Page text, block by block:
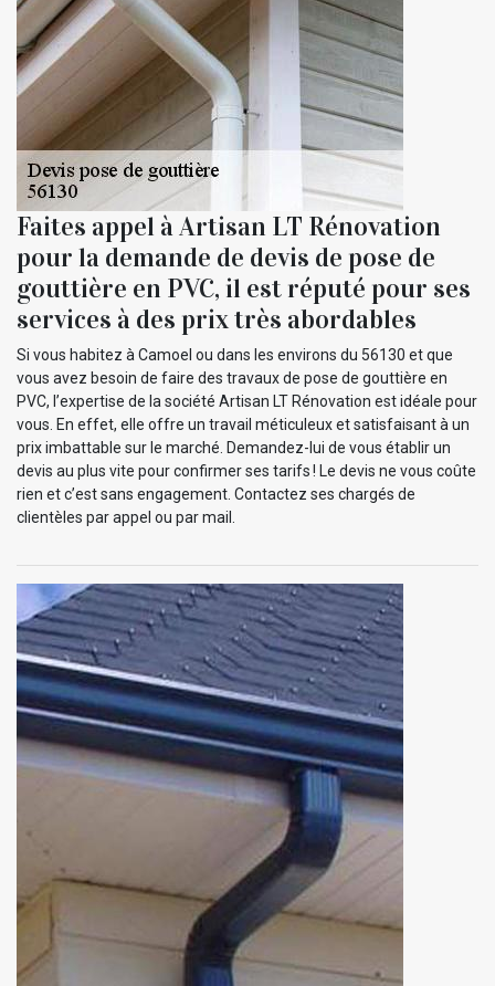
Faites appel à Artisan LT Rénovation
pour la demande de devis de pose de
gouttière en PVC, il est réputé pour ses
services à des prix très abordables
Si vous habitez à Camoel ou dans les environs du 56130 et que
vous avez besoin de faire des travaux de pose de gouttière en
PVC, l’expertise de la société Artisan LT Rénovation est idéale pour
vous. En effet, elle offre un travail méticuleux et satisfaisant à un
prix imbattable sur le marché. Demandez-lui de vous établir un
devis au plus vite pour confirmer ses tarifs ! Le devis ne vous coûte
rien et c’est sans engagement. Contactez ses chargés de
clientèles par appel ou par mail.